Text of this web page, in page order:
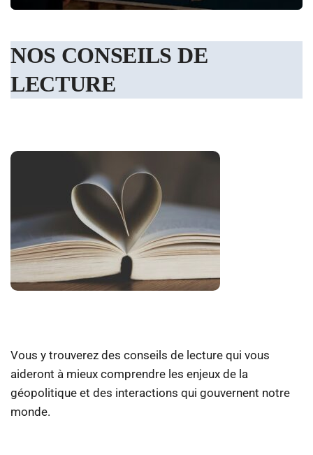
NOS CONSEILS DE
LECTURE
Vous y trouverez des conseils de lecture qui vous
aideront à mieux comprendre les enjeux de la
géopolitique et des interactions qui gouvernent notre
monde.